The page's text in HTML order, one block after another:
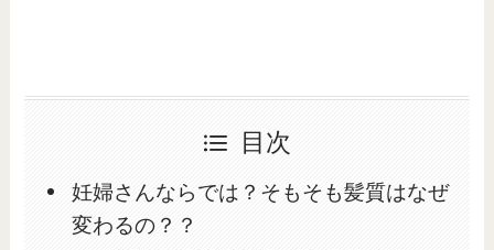
目次
妊婦さんならでは？そもそも髪質はなぜ
変わるの？？